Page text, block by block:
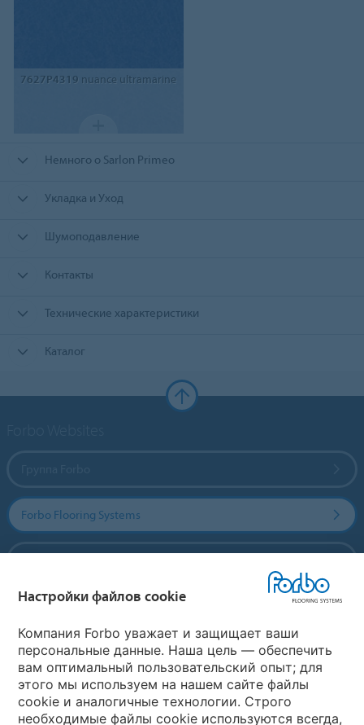
7627P4319 nuance ultramarine
Немного о Sarlon Primeo
Укладка и Уход
Шумоподавление
Контакты
Технические характеристики
Каталог
Forbo Flooring Systems
Выберите страну
Выберите вашу страну
Настройки файлов cookie
Компания Forbo уважает и защищает ваши
персональные данные. Наша цель — обеспечить
вам оптимальный пользовательский опыт; для
этого мы используем на нашем сайте файлы
cookie и аналогичные технологии. Строго
необходимые файлы cookie используются всегда,